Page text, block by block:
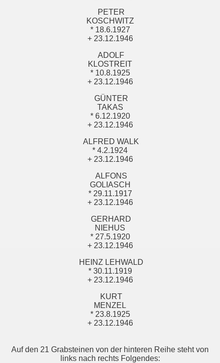
PETER
KOSCHWITZ
* 18.6.1927
+ 23.12.1946
ADOLF
KLOSTREIT
* 10.8.1925
+ 23.12.1946
GÜNTER
TAKAS
* 6.12.1920
+ 23.12.1946
ALFRED WALK
* 4.2.1924
+ 23.12.1946
ALFONS
GOLIASCH
* 29.11.1917
+ 23.12.1946
GERHARD
NIEHUS
* 27.5.1920
+ 23.12.1946
HEINZ LEHWALD
* 30.11.1919
+ 23.12.1946
KURT
MENZEL
* 23.8.1925
+ 23.12.1946
Auf den 21 Grabsteinen von der hinteren Reihe steht von
links nach rechts Folgendes: